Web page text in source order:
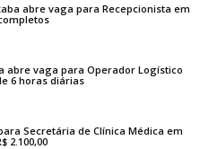
abre vaga para Recepcionista em
abre vaga para Operador Logístico
6 horas diárias
Secretária de Clínica Médica em
2.100,00